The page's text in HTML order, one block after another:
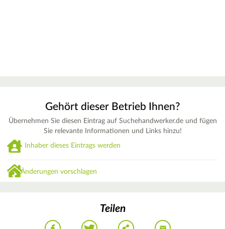
Gehört dieser Betrieb Ihnen?
Übernehmen Sie diesen Eintrag auf Suchehandwerker.de und fügen
Sie relevante Informationen und Links hinzu!
Inhaber dieses Eintrags werden
Änderungen vorschlagen
Teilen